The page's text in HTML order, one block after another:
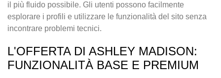
il più fluido possibile. Gli utenti possono facilmente
esplorare i profili e utilizzare le funzionalità del sito senza
incontrare problemi tecnici.
L'OFFERTA DI ASHLEY MADISON:
FUNZIONALITÀ BASE E PREMIUM